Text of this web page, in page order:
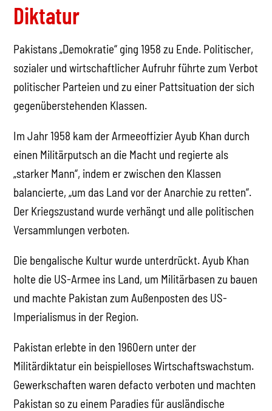
Diktatur
Pakistans „Demokratie“ ging 1958 zu Ende. Politischer,
sozialer und wirtschaftlicher Aufruhr führte zum Verbot
politischer Parteien und zu einer Pattsituation der sich
gegenüberstehenden Klassen.
Im Jahr 1958 kam der Armeeoffizier Ayub Khan durch
einen Militärputsch an die Macht und regierte als
„starker Mann“, indem er zwischen den Klassen
balancierte, „um das Land vor der Anarchie zu retten“.
Der Kriegszustand wurde verhängt und alle politischen
Versammlungen verboten.
Die bengalische Kultur wurde unterdrückt. Ayub Khan
holte die US-Armee ins Land, um Militärbasen zu bauen
und machte Pakistan zum Außenposten des US-
Imperialismus in der Region.
Pakistan erlebte in den 1960ern unter der
Militärdiktatur ein beispielloses Wirtschaftswachstum.
Gewerkschaften waren defacto verboten und machten
Pakistan so zu einem Paradies für ausländische